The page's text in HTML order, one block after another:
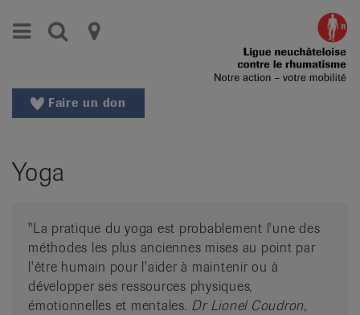
vers
au
Aller
Changer
Changer
langue:
Faire un don
Yoga
"La pratique du yoga est probablement l'une des
méthodes les plus anciennes mises au point par
l'être humain pour l'aider à maintenir ou à
développer ses ressources physiques,
émotionnelles et mentales. Dr Lionel Coudron,
Menu Recherche
Ligues
contre
le
nationales
de
patients